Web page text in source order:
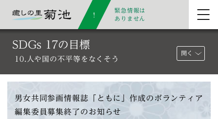
緊急情報は
ありません
SDGs 17の目標
10.人や国の不平等をなくそう
開く
男女共同参画情報誌「ともに」作成のボランティア
編集委員募集終了のお知らせ